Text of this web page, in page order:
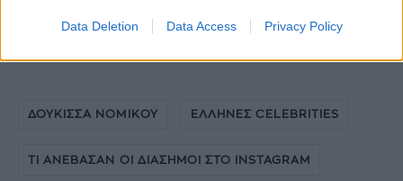
Data Deletion Data Access Privacy Policy01
ΔΟΥΚΙΣΣΑ ΝΟΜΙΚΟΥ ΕΛΛΗΝΕΣ CELEBRITIES
ΤΙ ΑΝΕΒΑΣΑΝ ΟΙ ΔΙΑΣΗΜΟΙ ΣΤΟ INSTAGRAM